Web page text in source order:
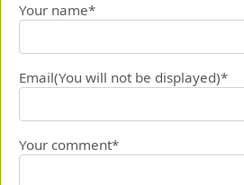
Your name*
Email(You will not be displayed)*
Your comment*